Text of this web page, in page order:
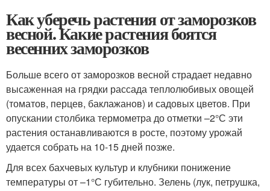
Как уберечь растения от заморозков
весной. Какие растения боятся
весенних заморозков
Больше всего от заморозков весной страдает недавно
высаженная на грядки рассада теплолюбивых овощей
(томатов, перцев, баклажанов) и садовых цветов. При
опускании столбика термометра до отметки –2°С эти
растения останавливаются в росте, поэтому урожай
удается собрать на 10-15 дней позже.
Для всех бахчевых культур и клубники понижение
температуры от –1°С губительно. Зелень (лук, петрушка,